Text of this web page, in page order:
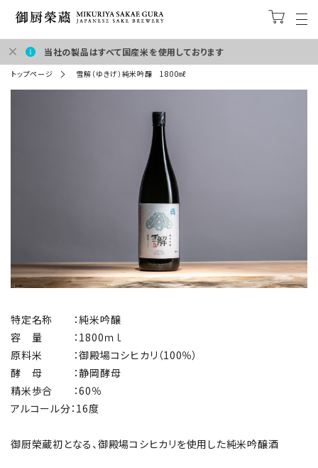
当社の製品はすべて国産米を使用しております
トップページ 雪解（ゆきげ）純米吟醸 1800㎖
特定名称 ：純米吟醸
容 量 ：1800ｍｌ
原料米 ：御殿場コシヒカリ（100％）
酵 母 ：静岡酵母
精米歩合 ：60％
アルコール分：16度
御厨榮蔵初となる、御殿場コシヒカリを使用した純米吟醸酒